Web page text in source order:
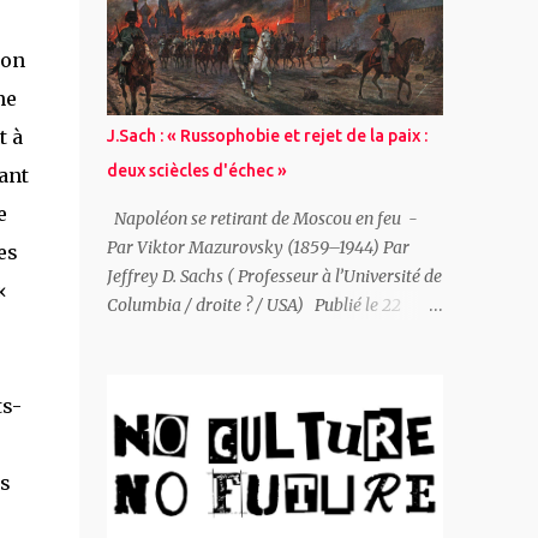
à
Vous pouvez signer une pétition de solidarité
ici . ~ (Mauro Carlo Zanella ): Un ami m’écrit
: « Bien sûr que tu as du courage! » Mais la
vérité est que j’ai vraiment peur, j’ai un
rendez-vous à confirmer avec Yurii et au
dernier moment je voudrais reporter la
rencontre. Je m’imagine, dans un crescendo
de panique, être arrêté par la police, les
services secrets, l’armée. Etre emmené en
prison, ou pire, abattu contre le premier
mur. Puis la rationalité et le sens du devoir
manifeste de la symp...
J.Sach : « Russophobie et rejet de la paix :
deux sciècles d'échec »
Napoléon se retirant de Moscou en feu -
Par Viktor Mazurovsky (1859–1944) Par
Jeffrey D. Sachs ( Professeur à l’Université de
Columbia / droite ? / USA) Publié le 22
Failure L' Europe a rejeté à plusieurs reprises
la paix avec la Russie à des moments où un
règlement négocié était possible, et ces rejets
se sont avérés profondément contre-